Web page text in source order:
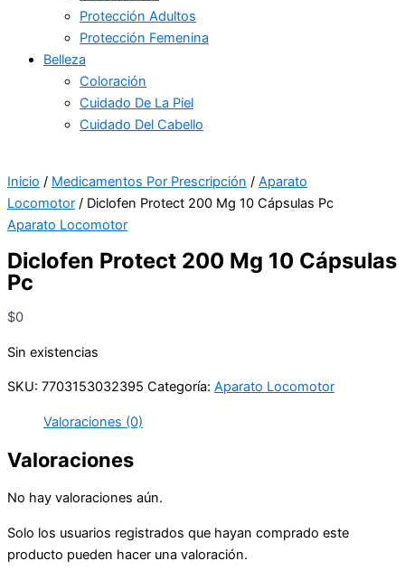
Protección Adultos
Protección Femenina
Belleza
Coloración
Cuidado De La Piel
Cuidado Del Cabello
Inicio / Medicamentos Por Prescripción / Aparato
Locomotor / Diclofen Protect 200 Mg 10 Cápsulas Pc
Aparato Locomotor
Diclofen Protect 200 Mg 10 Cápsulas
Pc
$0
Sin existencias
SKU: 7703153032395 Categoría: Aparato Locomotor
Valoraciones (0)
Valoraciones
No hay valoraciones aún.
Solo los usuarios registrados que hayan comprado este
producto pueden hacer una valoración.